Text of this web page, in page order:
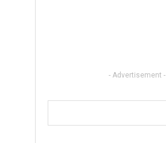
- Advertisement -